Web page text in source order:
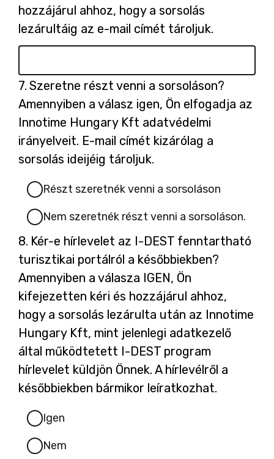
ú
j
l
p
o
n
n
l
i
m
e
g
hozzájárul ahhoz, hogy a sorsolás
lezárultáig az e-mail címét tároljuk.
7. Kérdés
7.
Szeretne részt venni a sorsoláson?
Amennyiben a válasz igen, Ön elfogadja az
Innotime Hungary Kft adatvédelmi
irányelveit. E-mail címét kizárólag a
sorsolás ideijéig tároljuk.
Részt szeretnék venni a sorsoláson
Nem szeretnék részt venni a sorsoláson.
8. Kérdés
8.
Kér-e hírlevelet az I-DEST fenntartható
turisztikai portálról a későbbiekben?
Amennyiben a válasza IGEN, Ön
kifejezetten kéri és hozzájárul ahhoz,
hogy a sorsolás lezárulta után az Innotime
Hungary Kft, mint jelenlegi adatkezelő
által működtetett I-DEST program
hírlevelet küldjön Önnek. A hírlevélről a
későbbiekben bármikor leíratkozhat.
Igen
Nem